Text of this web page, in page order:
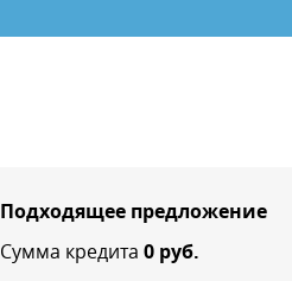
Подходящее предложение
Сумма кредита 0 руб.